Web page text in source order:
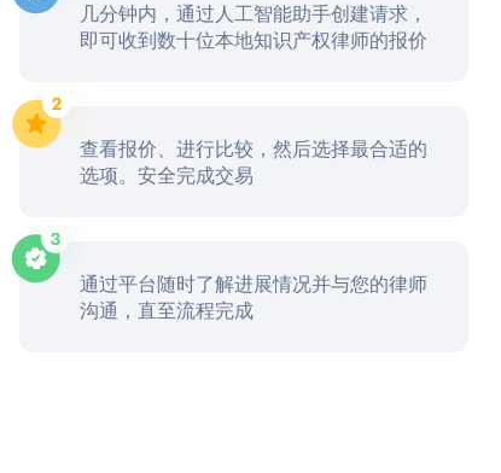
几分钟内，通过人工智能助手创建请求，
即可收到数十位本地知识产权律师的报价
查看报价、进行比较，然后选择最合适的
选项。安全完成交易
通过平台随时了解进展情况并与您的律师
沟通，直至流程完成